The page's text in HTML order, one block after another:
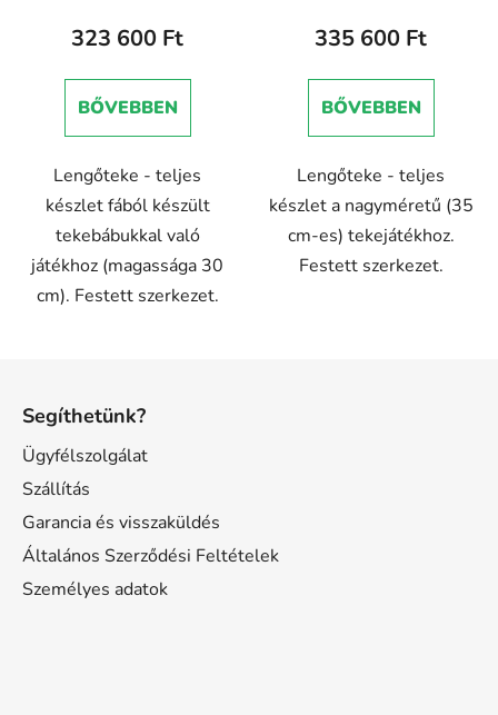
323 600 Ft
BŐVEBBEN
Lengőteke - teljes
készlet fából készült
tekebábukkal való
játékhoz (magassága 30
cm). Festett szerkezet.
335 600 Ft
BŐVEBBEN
Lengőteke - teljes
készlet a nagyméretű (35
cm-es) tekejátékhoz.
Festett szerkezet.
Segíthetünk?
Ügyfélszolgálat
Szállítás
Garancia és visszaküldés
Általános Szerződési Feltételek
Személyes adatok